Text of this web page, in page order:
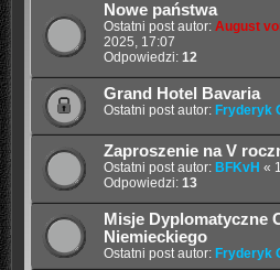
Nowe państwa
Ostatni post autor: August
2025, 17:07
Odpowiedzi: 12
Grand Hotel Bavaria
Ostatni post autor: Fryderyk
Zaproszenie na V
Ostatni post autor: BFKvH «
Odpowiedzi: 13
Misje Dyplomatyczne
Niemieckiego
Ostatni post autor: Fryderyk